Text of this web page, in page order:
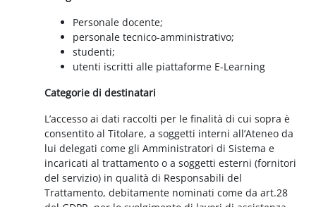
Personale docente;
personale tecnico-amministrativo;
studenti;
utenti iscritti alle piattaforme E-Learning
Categorie di destinatari
L’accesso ai dati raccolti per le finalità di cui sopra è
consentito al Titolare, a soggetti interni all’Ateneo da
lui delegati come gli Amministratori di Sistema e
incaricati al trattamento o a soggetti esterni (fornitori
del servizio) in qualità di Responsabili del
Trattamento, debitamente nominati come da art.28